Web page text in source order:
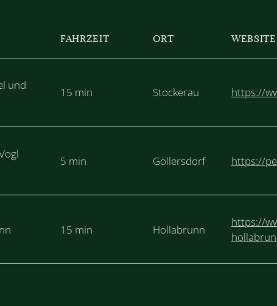
FAHRZEIT ORT WEBSITE
und
15 min Stockerau https://
5 min Göllersdorf https://
15 min Hollabrunn
https://